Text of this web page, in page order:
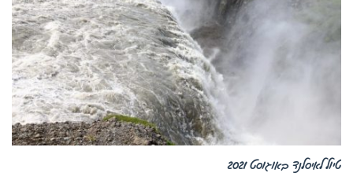
טיול לאיסלנד באוגוסט 2021